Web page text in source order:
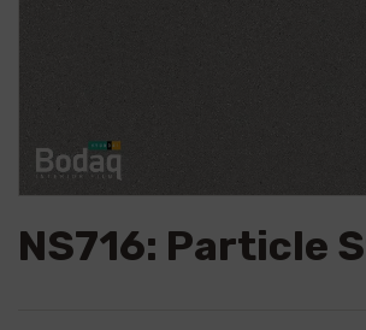
NS716: Particle